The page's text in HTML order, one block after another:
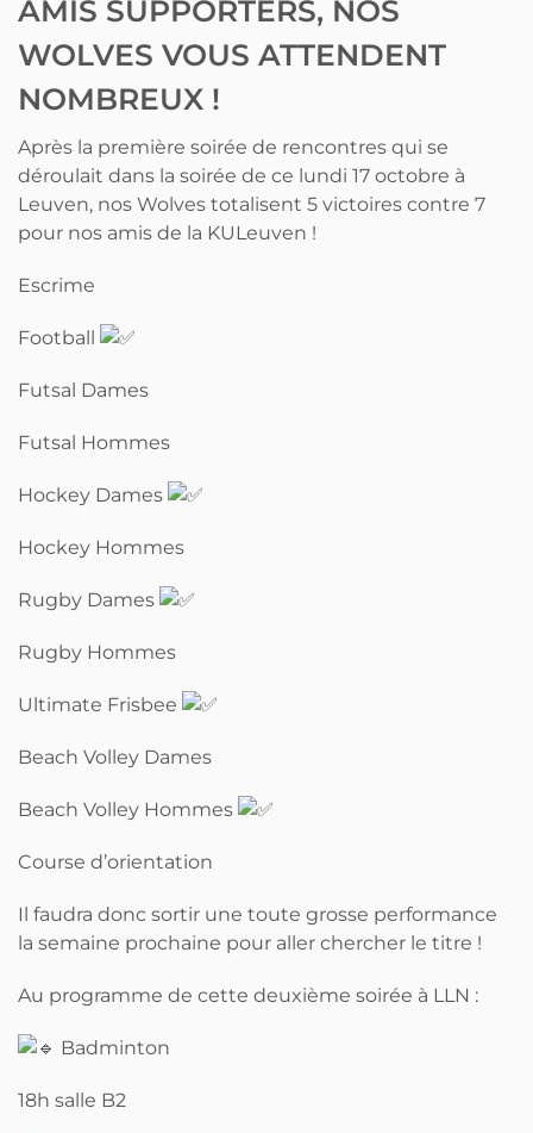
AMIS SUPPORTERS, NOS
WOLVES VOUS ATTENDENT
NOMBREUX !
Après la première soirée de rencontres qui se
déroulait dans la soirée de ce lundi 17 octobre à
Leuven, nos Wolves totalisent 5 victoires contre 7
pour nos amis de la KULeuven !
Escrime
Football
Futsal Dames
Futsal Hommes
Hockey Dames
Hockey Hommes
Rugby Dames
Rugby Hommes
Ultimate Frisbee
Beach Volley Dames
Beach Volley Hommes
Course d’orientation
Il faudra donc sortir une toute grosse performance
la semaine prochaine pour aller chercher le titre !
Au programme de cette deuxième soirée à LLN :
Badminton
18h salle B2